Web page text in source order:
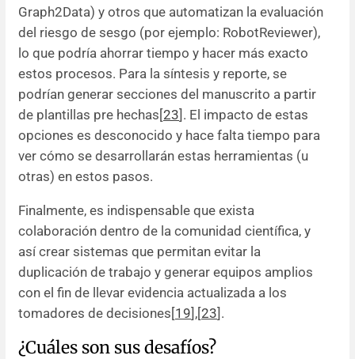
Graph2Data) y otros que automatizan la evaluación
del riesgo de sesgo (por ejemplo: RobotReviewer),
lo que podría ahorrar tiempo y hacer más exacto
estos procesos. Para la síntesis y reporte, se
podrían generar secciones del manuscrito a partir
de plantillas pre hechas[23]. El impacto de estas
opciones es desconocido y hace falta tiempo para
ver cómo se desarrollarán estas herramientas (u
otras) en estos pasos.
Finalmente, es indispensable que exista
colaboración dentro de la comunidad científica, y
así crear sistemas que permitan evitar la
duplicación de trabajo y generar equipos amplios
con el fin de llevar evidencia actualizada a los
tomadores de decisiones[19],[23].
¿Cuáles son sus desafíos?